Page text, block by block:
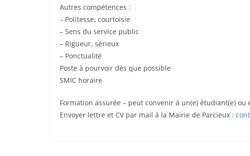
Autres compétences :
– Politesse, courtoisie
– Sens du service public
– Rigueur, sérieux
– Ponctualité
Poste à pourvoir dès que possible
SMIC horaire
Formation assurée – peut convenir à un(e) étudiant(e) ou
Envoyer lettre et CV par mail à la Mairie de Parcieux :